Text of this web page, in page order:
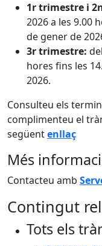
1r trimestre i
2026 a les 9.00
de gener de
3r trimestre:
hores fins les
2026.
Consulteu els
complimenteu el
següentenllaç
Més
Contacteu amb
Contingut
Tots els